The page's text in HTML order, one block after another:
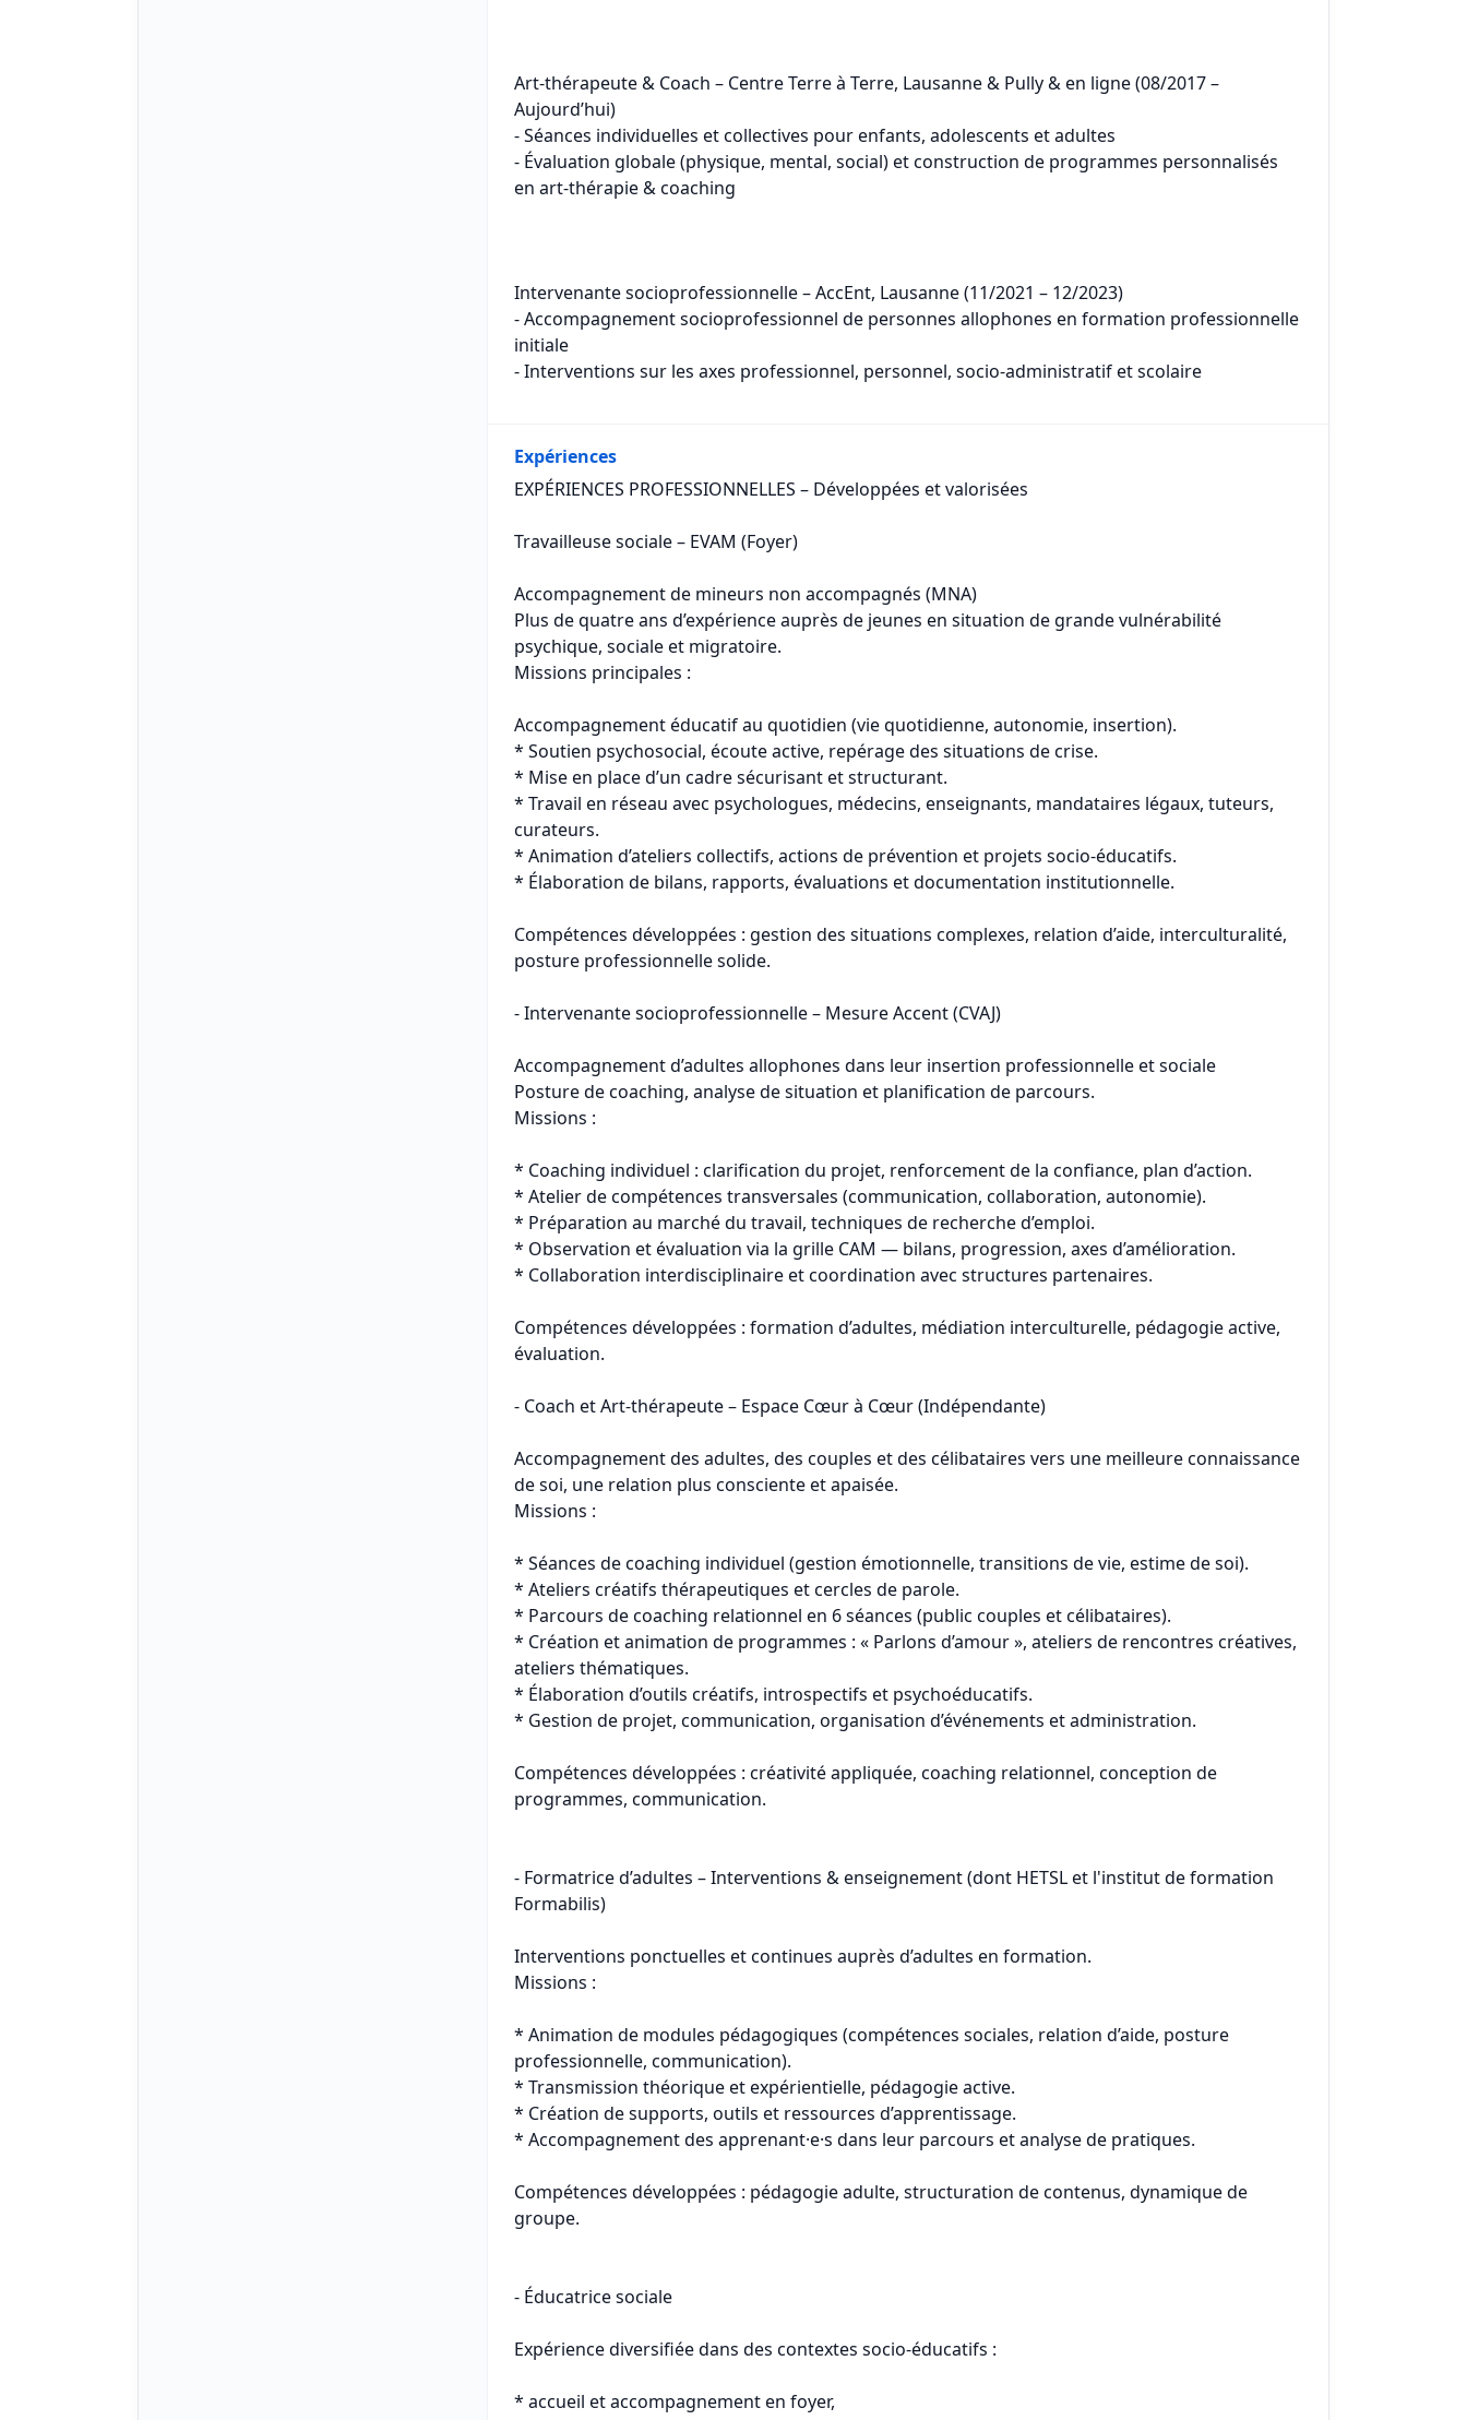
Art-thérapeute & Coach – Centre Terre à Terre, Lausanne & Pully & en ligne (08/2017 –
Aujourd’hui)
- Séances individuelles et collectives pour enfants, adolescents et adultes
- Évaluation globale (physique, mental, social) et construction de programmes personnalisés
en art-thérapie & coaching
Intervenante socioprofessionnelle – AccEnt, Lausanne (11/2021 – 12/2023)
- Accompagnement socioprofessionnel de personnes allophones en formation professionnelle
initiale
- Interventions sur les axes professionnel, personnel, socio-administratif et scolaire
Expériences
EXPÉRIENCES PROFESSIONNELLES – Développées et valorisées
Travailleuse sociale – EVAM (Foyer)
Accompagnement de mineurs non accompagnés (MNA)
Plus de quatre ans d’expérience auprès de jeunes en situation de grande vulnérabilité
psychique, sociale et migratoire.
Missions principales :
Accompagnement éducatif au quotidien (vie quotidienne, autonomie, insertion).
* Soutien psychosocial, écoute active, repérage des situations de crise.
* Mise en place d’un cadre sécurisant et structurant.
* Travail en réseau avec psychologues, médecins, enseignants, mandataires légaux, tuteurs,
curateurs.
* Animation d’ateliers collectifs, actions de prévention et projets socio-éducatifs.
* Élaboration de bilans, rapports, évaluations et documentation institutionnelle.
Compétences développées : gestion des situations complexes, relation d’aide, interculturalité,
posture professionnelle solide.
- Intervenante socioprofessionnelle – Mesure Accent (CVAJ)
Accompagnement d’adultes allophones dans leur insertion professionnelle et sociale
Posture de coaching, analyse de situation et planification de parcours.
Missions :
* Coaching individuel : clarification du projet, renforcement de la confiance, plan d’action.
* Atelier de compétences transversales (communication, collaboration, autonomie).
* Préparation au marché du travail, techniques de recherche d’emploi.
* Observation et évaluation via la grille CAM — bilans, progression, axes d’amélioration.
* Collaboration interdisciplinaire et coordination avec structures partenaires.
Compétences développées : formation d’adultes, médiation interculturelle, pédagogie active,
évaluation.
- Coach et Art-thérapeute – Espace Cœur à Cœur (Indépendante)
Accompagnement des adultes, des couples et des célibataires vers une meilleure connaissance
de soi, une relation plus consciente et apaisée.
Missions :
* Séances de coaching individuel (gestion émotionnelle, transitions de vie, estime de soi).
* Ateliers créatifs thérapeutiques et cercles de parole.
* Parcours de coaching relationnel en 6 séances (public couples et célibataires).
* Création et animation de programmes : « Parlons d’amour », ateliers de rencontres créatives,
ateliers thématiques.
* Élaboration d’outils créatifs, introspectifs et psychoéducatifs.
* Gestion de projet, communication, organisation d’événements et administration.
Compétences développées : créativité appliquée, coaching relationnel, conception de
programmes, communication.
- Formatrice d’adultes – Interventions & enseignement (dont HETSL et l'institut de formation
Formabilis)
Interventions ponctuelles et continues auprès d’adultes en formation.
Missions :
* Animation de modules pédagogiques (compétences sociales, relation d’aide, posture
professionnelle, communication).
* Transmission théorique et expérientielle, pédagogie active.
* Création de supports, outils et ressources d’apprentissage.
* Accompagnement des apprenant·e·s dans leur parcours et analyse de pratiques.
Compétences développées : pédagogie adulte, structuration de contenus, dynamique de
groupe.
- Éducatrice sociale
Expérience diversifiée dans des contextes socio-éducatifs :
* accueil et accompagnement en foyer,